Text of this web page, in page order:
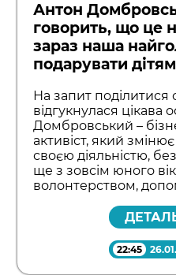
Антон
говорить, що це
зараз наша
подарувати
На запит поділитися
відгукнулася цікава
Домбровський –
активіст, який
своєю діяльністю,
ще з зовсім юного
волонтерством,
22:45